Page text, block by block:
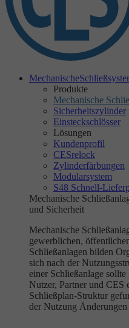
Mechanische
Produkte
Mechanische
Sicherheitszylinder
Einsteckschlösser
Lösungen
Kundenprofil
CESrelock
Zylinderfärbungen
Modularsystem
S48 Schnell-
Mechanische
und Sicherheit
Mechanische
gewerblichen,
Schließanlagen bilden
sich nach der
einer Schließanlage
Nutzer, Partner und
Schließplan-Struktur
der Nutzung